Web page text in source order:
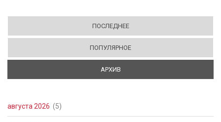
ПОСЛЕДНЕЕ
ПОПУЛЯРНОЕ
АРХИВ
августа 2026 (5)